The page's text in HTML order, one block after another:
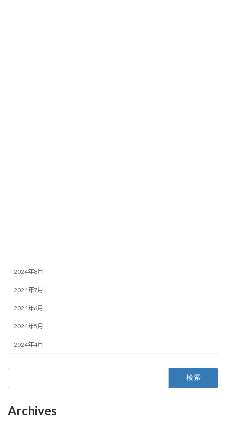
2024年8月
2024年7月
2024年6月
2024年5月
2024年4月
Archives